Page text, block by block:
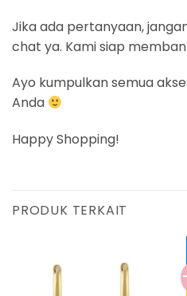
Jika ada pertanyaan,
chat ya. Kami siap
Ayo kumpulkan semua
Anda
Happy Shopping!
PRODUK TERKAIT